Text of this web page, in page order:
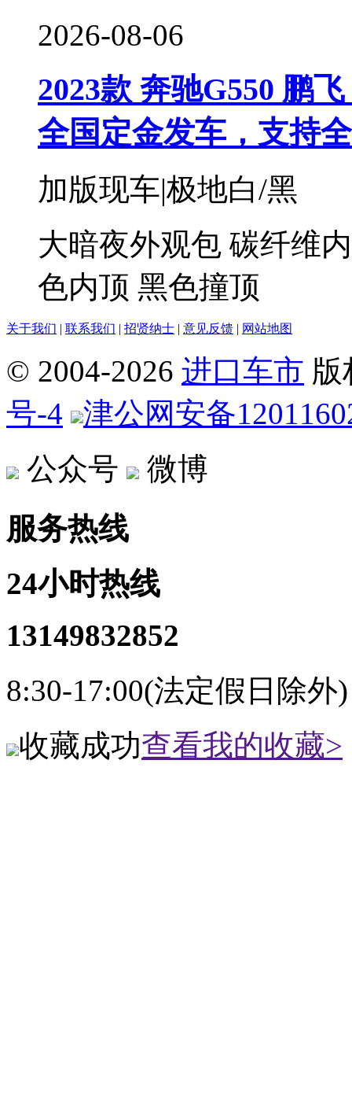
2026-08-06
2023款 奔驰G550 鹏
全国定金发车，支持
加版现车|极地白/黑
大暗夜外观包 碳纤维
色内顶 黑色撞顶
关于我们 | 联系我们 | 招贤纳士 | 意见反馈 | 网站地图
© 2004-2026 进口车市
号-4
津公网安备
公众号
微博
服务热线
24小时热线
13149832852
8:30-17:00(法定假日除外)
收藏成功查看我的收藏>